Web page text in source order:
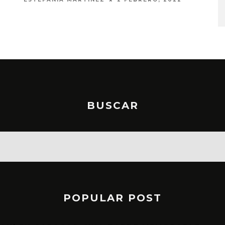
BUSCAR
POPULAR POST